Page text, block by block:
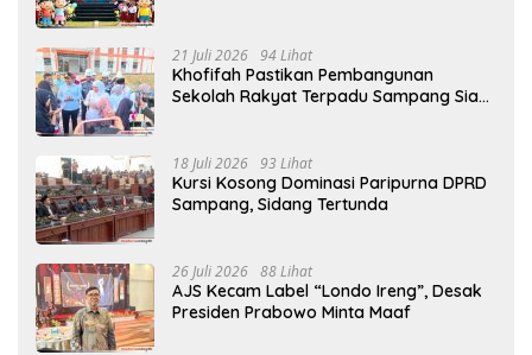
21 Juli 2026 94 Lihat
Khofifah Pastikan Pembangunan
Sekolah Rakyat Terpadu Sampang Siap
18 Juli 2026 93 Lihat
Kursi Kosong Dominasi Paripurna DPRD
Sampang, Sidang Tertunda
26 Juli 2026 88 Lihat
AJS Kecam Label “Londo Ireng”, Desak
Presiden Prabowo Minta Maaf